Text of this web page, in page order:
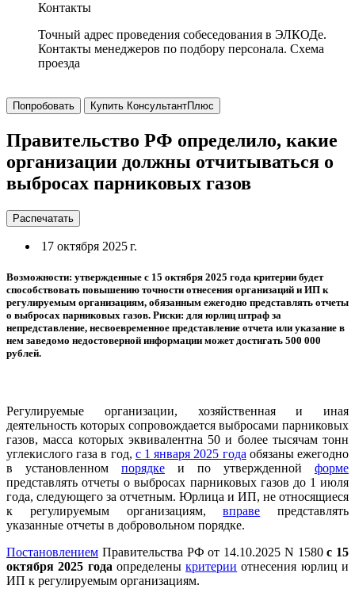
Контакты
Точный адрес проведения собеседования в ЭЛКОДе.
Контакты менеджеров по подбору персонала. Схема
проезда
Попробовать Купить КонсультантПлюс
Правительство РФ определило, какие
организации должны отчитываться о
выбросах парниковых газов
Распечатать
17 октября 2025 г.
Возможности: утвержденные с 15 октября 2025 года критерии будет
способствовать повышению точности отнесения организаций и ИП к
регулируемым организациям, обязанным ежегодно представлять отчеты
о выбросах парниковых газов. Риски: для юрлиц штраф за
непредставление, несвоевременное представление отчета или указание в
нем заведомо недостоверной информации может достигать 500 000
рублей.
Регулируемые организации, хозяйственная и иная
деятельность которых сопровождается выбросами парниковых
газов, масса которых эквивалентна 50 и более тысячам тонн
углекислого газа в год, с 1 января 2025 года обязаны ежегодно
в установленном порядке и по утвержденной форме
представлять отчеты о выбросах парниковых газов до 1 июля
года, следующего за отчетным. Юрлица и ИП, не относящиеся
к регулируемым организациям,вправе представлять
указанные отчеты в добровольном порядке.
Постановлением Правительства РФ от 14.10.2025 N 1580с 15
октября 2025 года определеныкритерии отнесения юрлиц и
ИП к регулируемым организациям.